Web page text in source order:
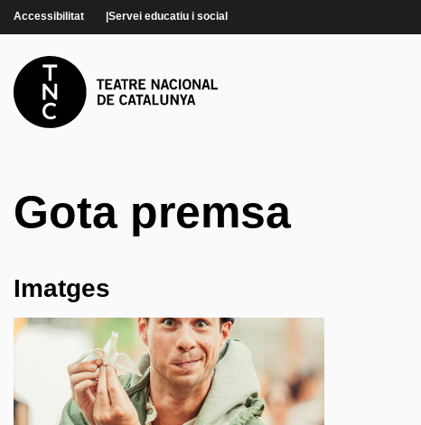
Accessibilitat Servei educatiu i social
Gota premsa
Imatges